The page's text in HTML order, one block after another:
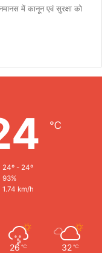
में कानून एवं सुरक्षा को
℃
24º - 24º
93%
1.74 km/h
26 ℃ 32 ℃